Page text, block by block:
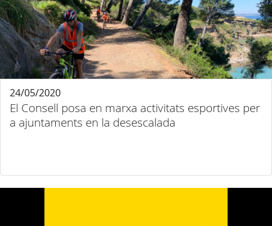
El Consell posa en marxa activitats esportives per
a ajuntaments en la desescalada
24/05/2020